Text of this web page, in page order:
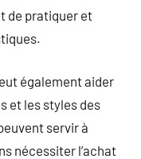
de pratiquer et
également aider
et les styles des
servir à
nécessiter l’achat